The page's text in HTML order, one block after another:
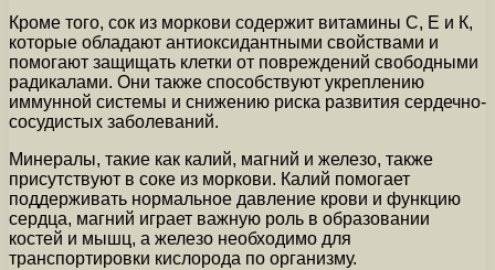
Кроме того, сок из моркови содержит витамины С, Е и К,
которые обладают антиоксидантными свойствами и
помогают защищать клетки от повреждений свободными
радикалами. Они также способствуют укреплению
иммунной системы и снижению риска развития сердечно-
сосудистых заболеваний.
Минералы, такие как калий, магний и железо, также
присутствуют в соке из моркови. Калий помогает
поддерживать нормальное давление крови и функцию
сердца, магний играет важную роль в образовании
костей и мышц, а железо необходимо для
транспортировки кислорода по организму.